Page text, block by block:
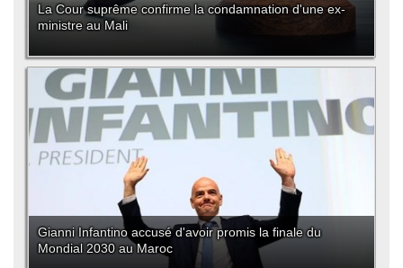
La Cour suprême confirme la condamnation d'une ex-
ministre au Mali
Gianni Infantino accusé d'avoir promis la finale du
Mondial 2030 au Maroc